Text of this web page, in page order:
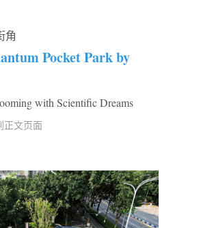
角
Pocket Park by
with Scientific Dreams
正文页面